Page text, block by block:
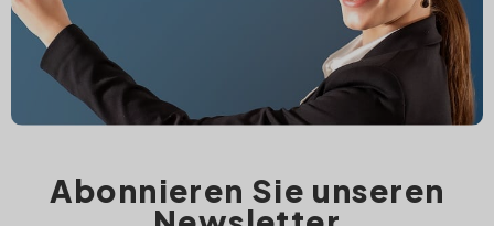
Abonnieren Sie unseren